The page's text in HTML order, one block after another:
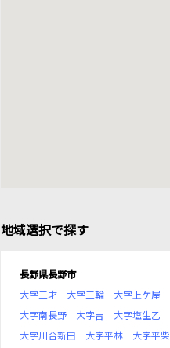
地域選択で探す
長野県長野市
大字三才
大字三輪 大字上ケ屋
大字南長野
大字吉 大字塩生乙
大字川合新田
大字平林 大字平柴